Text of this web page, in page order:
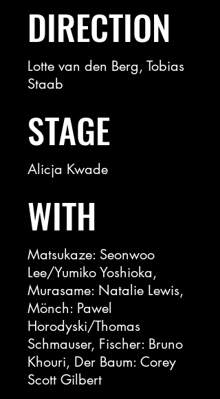
DIRECTION
Lotte van den Berg, Tobias
Staab
STAGE
Alicja Kwade
WITH
Matsukaze: Seonwoo
Lee/Yumiko Yoshioka,
Murasame: Natalie Lewis,
Mönch: Pawel
Horodyski/Thomas
Schmauser, Fischer: Bruno
Khouri, Der Baum: Corey
Scott Gilbert